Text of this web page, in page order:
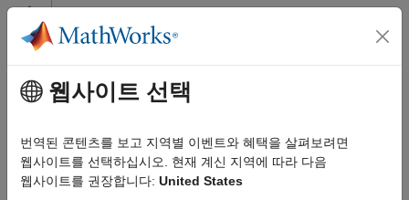
콘텐츠로 바로 가기
Search Results
오류가 발생했습니다. 다시 시도하십시오.
웹사이트 선택
번역된 콘텐츠를 보고 지역별 이벤트와 혜택을 살펴보려면
웹사이트를 선택하십시오. 현재 계신 지역에 따라 다음
웹사이트를 권장합니다: United States